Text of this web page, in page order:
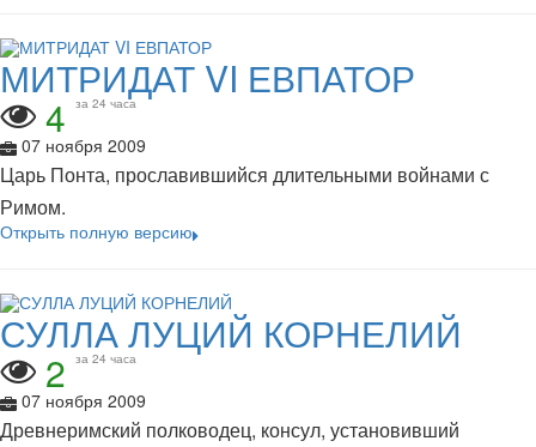
МИТРИДАТ VI ЕВПАТОР
4 за 24 часа
07 ноября 2009
Царь Понта, прославившийся длительными войнами с
Римом.
Открыть полную версию
СУЛЛА ЛУЦИЙ КОРНЕЛИЙ
2 за 24 часа
07 ноября 2009
Древнеримский полководец, консул, установивший